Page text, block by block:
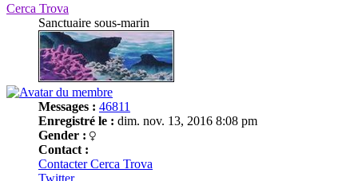
Cerca Trova
Sanctuaire sous-marin
Messages : 46811
Enregistré le : dim. nov. 13, 2016 8:08 pm
Gender :
Contact :
Contacter Cerca Trova
Twitter